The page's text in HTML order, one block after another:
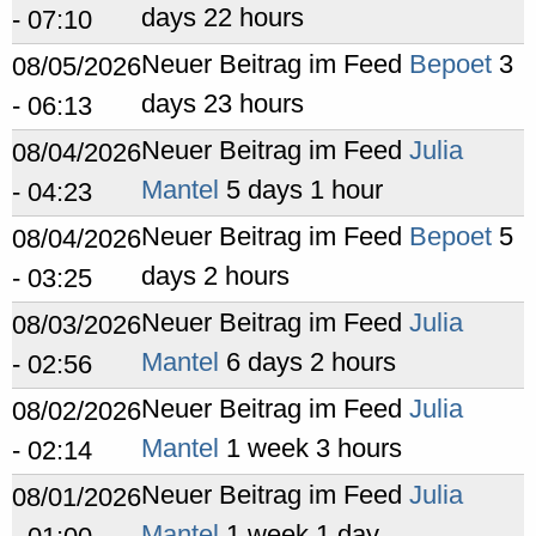
- 07:10
days 22 hours
08/05/2026
- 06:13
Neuer Beitrag im Feed Bepoet 3
days 23 hours
08/04/2026
- 04:23
Neuer Beitrag im Feed Julia
Mantel 5 days 1 hour
08/04/2026
- 03:25
Neuer Beitrag im Feed Bepoet 5
days 2 hours
08/03/2026
- 02:56
Neuer Beitrag im Feed Julia
Mantel 6 days 2 hours
08/02/2026
- 02:14
Neuer Beitrag im Feed Julia
Mantel 1 week 3 hours
08/01/2026Neuer Beitrag im Feed Julia